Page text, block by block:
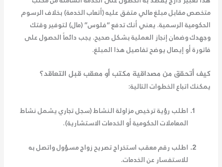
متخصص مقابل مبلغ مالي متفق عليه (أتعاب الخدمة) بخلاف الرسوم
الحكومية الرسمية. يعني أنك تدفع “فلوس” (مال) لتوفير وقتك
وجهدك وضمان إنجاز العملية بشكل صحيح. يجب دائماً الحصول على
فاتورة أو إيصال يوضح تفاصيل هذا المبلغ.
كيف أتحقق من مصداقية مكتب أو معقب قبل التعاقد؟
يمكنك اتباع الخطوات التالية:
اطلب رؤية ترخيص مزاولة النشاط (سجل تجاري يشمل نشاط
المعاملات الحكومية أو الخدمات الاستشارية).
اطلب رقم معقب استخراج تصريح زواجمسؤول واتصل به
للاستفسار عن الخدمات.